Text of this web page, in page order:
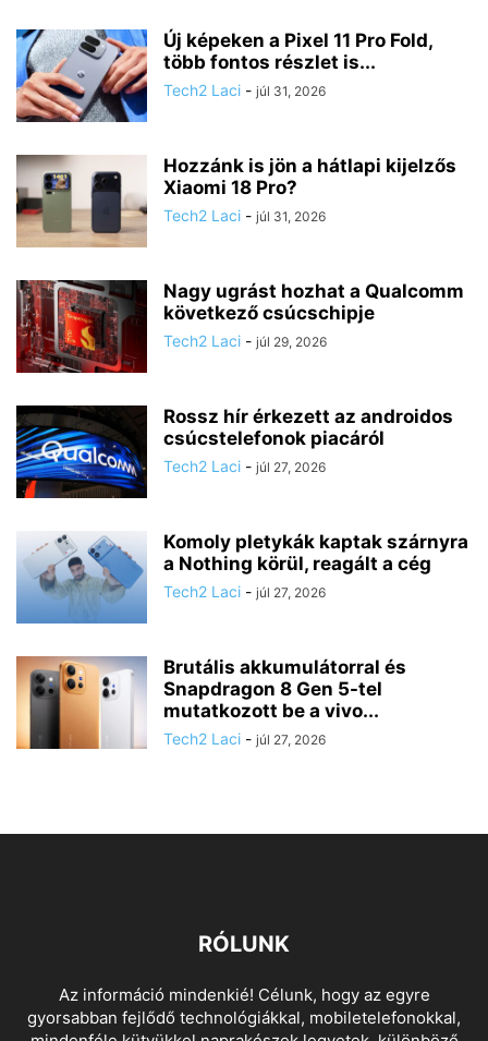
Új képeken a Pixel 11 Pro Fold,
több fontos részlet is...
Tech2 Laci - júl 31, 2026
Hozzánk is jön a hátlapi kijelzős
Xiaomi 18 Pro?
Tech2 Laci - júl 31, 2026
Nagy ugrást hozhat a Qualcomm
következő csúcschipje
Tech2 Laci - júl 29, 2026
Rossz hír érkezett az androidos
csúcstelefonok piacáról
Tech2 Laci - júl 27, 2026
Komoly pletykák kaptak szárnyra
a Nothing körül, reagált a cég
Tech2 Laci - júl 27, 2026
Brutális akkumulátorral és
Snapdragon 8 Gen 5-tel
mutatkozott be a vivo...
Tech2 Laci - júl 27, 2026
RÓLUNK
Az információ mindenkié! Célunk, hogy az egyre
gyorsabban fejlődő technológiákkal, mobiletelefonokkal,